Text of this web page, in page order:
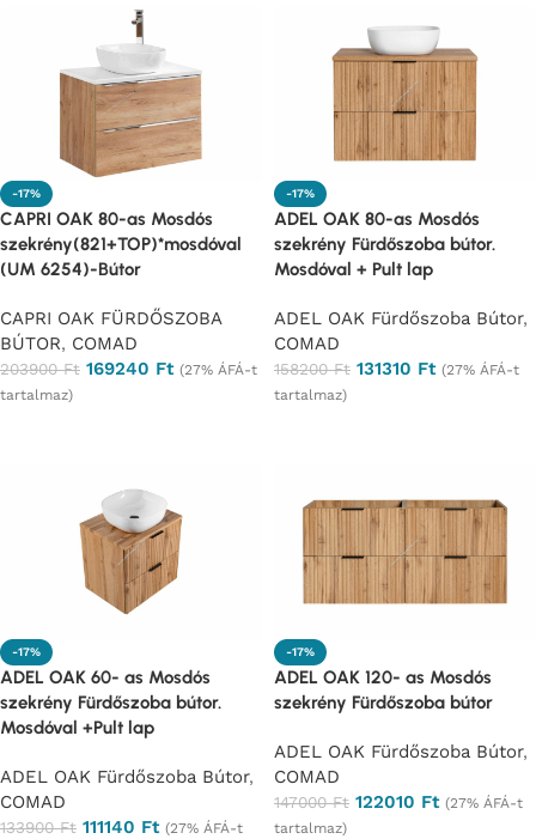
-17%
CAPRI OAK 80-as Mosdós
szekrény(821+TOP)*mosdóval
(UM 6254)-Bútor
CAPRI OAK FÜRDŐSZOBA
BÚTOR, COMAD
203900Ft 169240 Ft (27% ÁFÁ-t
tartalmaz)
-17%
ADEL OAK 80-as Mosdós
szekrény Fürdőszoba bútor.
Mosdóval + Pult lap
ADEL OAK Fürdőszoba Bútor,
COMAD
158200Ft 131310 Ft (27% ÁFÁ-t
tartalmaz)
-17%
ADEL OAK 60- as Mosdós
szekrény Fürdőszoba bútor.
Mosdóval +Pult lap
ADEL OAK Fürdőszoba Bútor,
COMAD
133900Ft 111140 Ft (27% ÁFÁ-t
-17%
ADEL OAK 120- as Mosdós
szekrény Fürdőszoba bútor
ADEL OAK Fürdőszoba Bútor,
COMAD
147000Ft 122010 Ft (27% ÁFÁ-t
tartalmaz)